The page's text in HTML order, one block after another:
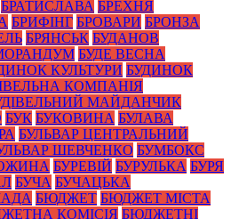
БРАТИСЛАВА БРЕХНЯ
БРИФІНГ БРОВАРИ БРОНЗА
БРЯНСЬК БУДАНОВ
БУДЕ ВЕСНА
КУЛЬТУРИ БУДИНОК
КОМПАНІЯ
МАЙДАНЧИК
БУК БУКОВИНА БУЛАВА
БУЛЬВАР ЦЕНТРАЛЬНИЙ
ШЕВЧЕНКО БУМБОКС
БУРЕВІЙ БУРУЛЬКА БУРЯ
БУЧА БУЧАЦЬКА
БЮДЖЕТ БЮДЖЕТ МІСТА
КОМІСІЯ БЮДЖЕТНІ